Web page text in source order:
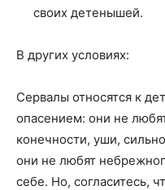
своих детенышей.
В других условиях:
Сервалы относятся к
опасением: они не
конечности, уши,
они не любят
себе. Но, согласитесь,